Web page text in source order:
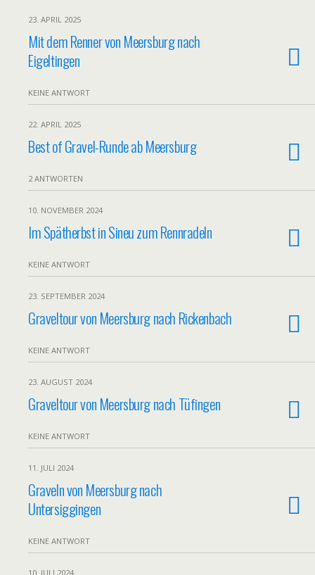
23. APRIL 2025
Mit dem Renner von Meersburg nach
Eigeltingen
KEINE ANTWORT
22. APRIL 2025
Best of Gravel-Runde ab Meersburg
2 ANTWORTEN
10. NOVEMBER 2024
Im Spätherbst in Sineu zum Rennradeln
KEINE ANTWORT
23. SEPTEMBER 2024
Graveltour von Meersburg nach Rickenbach
KEINE ANTWORT
23. AUGUST 2024
Graveltour von Meersburg nach Tüfingen
KEINE ANTWORT
11. JULI 2024
Graveln von Meersburg nach
Untersiggingen
KEINE ANTWORT
10. JULI 2024